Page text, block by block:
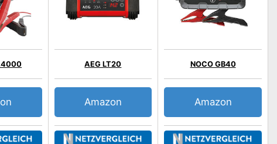
AEG LT20
Amazon
NOCO GB40
Amazon